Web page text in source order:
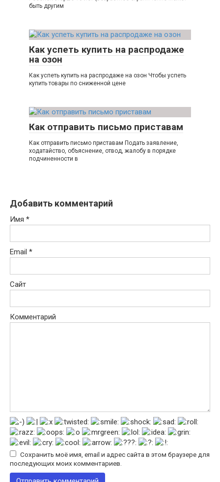
быть другим
Как успеть купить на распродаже
на озон
Как успеть купить на распродаже на озон Чтобы успеть
купить товары по сниженной цене
Как отправить письмо приставам
Как отправить письмо приставам Подать заявление,
ходатайство, объяснение, отвод, жалобу в порядке
подчиненности в
Добавить комментарий
Имя *
Email *
Сайт
Комментарий
Сохранить моё имя, email и адрес сайта в этом браузере для
последующих моих комментариев.